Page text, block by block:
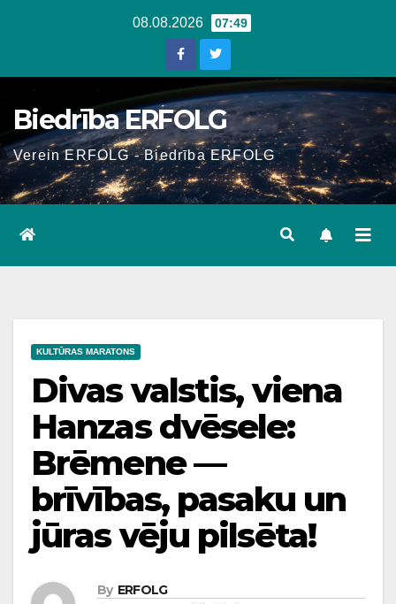
08.08.2026 07:49
Biedrība ERFOLG
Verein ERFOLG - Biedrība ERFOLG
KULTŪRAS MARATONS
Divas valstis, viena
Hanzas dvēsele:
Brēmene —
brīvības, pasaku un
jūras vēju pilsēta!
By ERFOLG